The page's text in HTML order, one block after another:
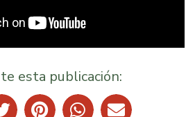
esta publicación: